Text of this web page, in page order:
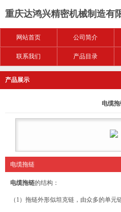
重庆达鸿兴精密机械制造有
网站首页 公司简介
联系我们 产品目录
产品展示
电缆
电缆拖链
电缆拖链的结构：
（1）拖链外形似坦克链，由众多的单元